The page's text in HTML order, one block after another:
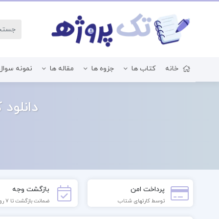
خانه کتاب ها
زبان و ادبیات فارسی
جزوه ها مقاله ها نمونه
پرداخت امن
توسط کارتهای شتاب
بازگشت وجه
ضمانت بازگشت تا 7 روز